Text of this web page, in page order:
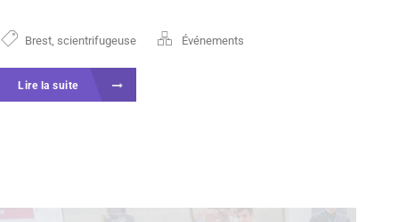
Brest scientrifugeuse Événements
Lire la suite